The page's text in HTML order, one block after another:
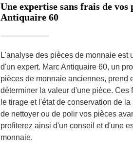
Une expertise sans frais de
Antiquaire 60
L'analyse des pièces de monnaie est
d'un expert. Marc Antiquaire 60, un
pièces de monnaie anciennes, prend
déterminer la valeur d'une pièce. Ces
le tirage et l'état de conservation de
de nettoyer ou de polir vos pièces
profiterez ainsi d'un conseil et d'une
monnaie.